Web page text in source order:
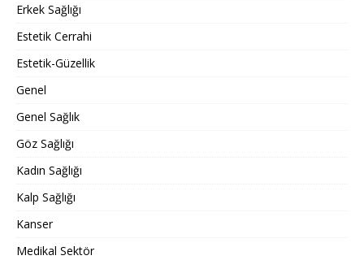
Erkek Sağlığı
Estetik Cerrahi
Estetik-Güzellik
Genel
Genel Sağlık
Göz Sağlığı
Kadın Sağlığı
Kalp Sağlığı
Kanser
Medikal Sektör